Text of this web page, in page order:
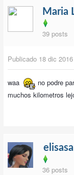
Maria
39 posts
Publicado 18 dic 2016
waa no podre
muchos kilometros
36 posts